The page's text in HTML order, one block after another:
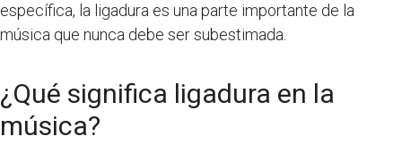
específica, la ligadura es una parte importante de la
música que nunca debe ser subestimada.
¿Qué significa ligadura en la
música?